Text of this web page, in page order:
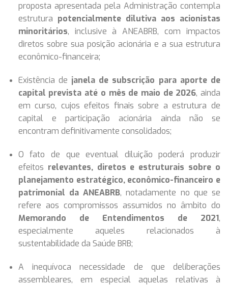
proposta apresentada pela Administração contempla
estrutura potencialmente dilutiva aos acionistas
minoritários, inclusive à ANEABRB, com impactos
diretos sobre sua posição acionária e a sua estrutura
econômico-financeira;
Existência de janela de subscrição para aporte de
capital prevista até o mês de maio de 2026, ainda
em curso, cujos efeitos finais sobre a estrutura de
capital e participação acionária ainda não se
encontram definitivamente consolidados;
O fato de que eventual diluição poderá produzir
efeitos relevantes, diretos e estruturais sobre o
planejamento estratégico, econômico-financeiro e
patrimonial da ANEABRB, notadamente no que se
refere aos compromissos assumidos no âmbito do
Memorando de Entendimentos de 2021,
especialmente aqueles relacionados à
sustentabilidade da Saúde BRB;
A inequívoca necessidade de que deliberações
assembleares, em especial aquelas relativas à